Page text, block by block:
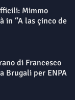
Mimmo
in “A las çinco de
di Francesco
Brugali per ENPA